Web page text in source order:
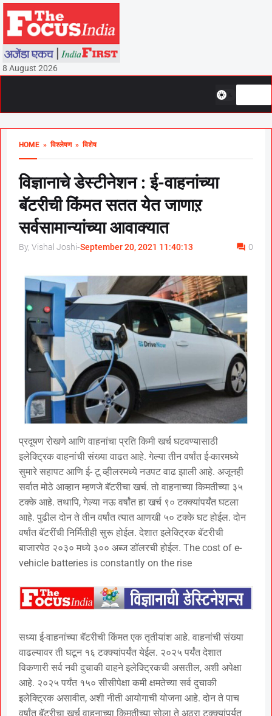
8 August 2026
HOME » विश्लेषण» विशेष
विज्ञानाचे डेस्टीनेशन : ई-वाहनांच्या
बॅटरीची किंमत सतत येत जाणाऱ
सर्वसामान्यांच्या आवाक्यात
By, Vishal Joshi-September 20, 2021 11:40:13 0
प्रदूषण रोखणे आणि वाहनांचा प्रति किमी खर्च घटवण्यासाठी
इलेक्ट्रिक वाहनांची संख्या वाढत आहे. गेल्या तीन वर्षांत ई-कारमध्ये
सुमारे सहापट आणि ई- टू व्हीलरमध्ये नउपट वाढ झाली आहे. अजूनही
सर्वात मोठे आव्हान म्हणजे बॅटरीचा खर्च. तो वाहनाच्या किमतीच्या ३५
टक्के आहे. तथापि, गेल्या नऊ वर्षांत हा खर्च ९० टक्क्यांपर्यंत घटला
आहे. पुढील दोन ते तीन वर्षांत त्यात आणखी ५० टक्के घट होईल. दोन
वर्षांत बॅटरींची निर्मितीही सुरू होईल. देशात इलेक्ट्रिक बॅटरीची
बाजारपेठ २०३० मध्ये ३०० अब्ज डॉलरची होईल. The cost of e-
vehicle batteries is constantly on the rise
सध्या ई-वाहनांच्या बॅटरीची किंमत एक तृतीयांश आहे. वाहनांची संख्या
वाढल्यावर ती घटून १६ टक्क्यांपर्यंत येईल. २०२५ पर्यंत देशात
विकणारी सर्व नवी दुचाकी वाहने इलेक्ट्रिकची असतील, अशी अपेक्षा
आहे. २०२५ पर्यंत १५० सीसीपेक्षा कमी क्षमतेच्या सर्व दुचाकी
इलेक्ट्रिक असावीत, अशी नीती आयोगाची योजना आहे. दोन ते पाच
वर्षांत बॅटरीचा खर्च वाहनाच्या किमतीच्या सोला ते अठरा टक्क्यांपर्यत